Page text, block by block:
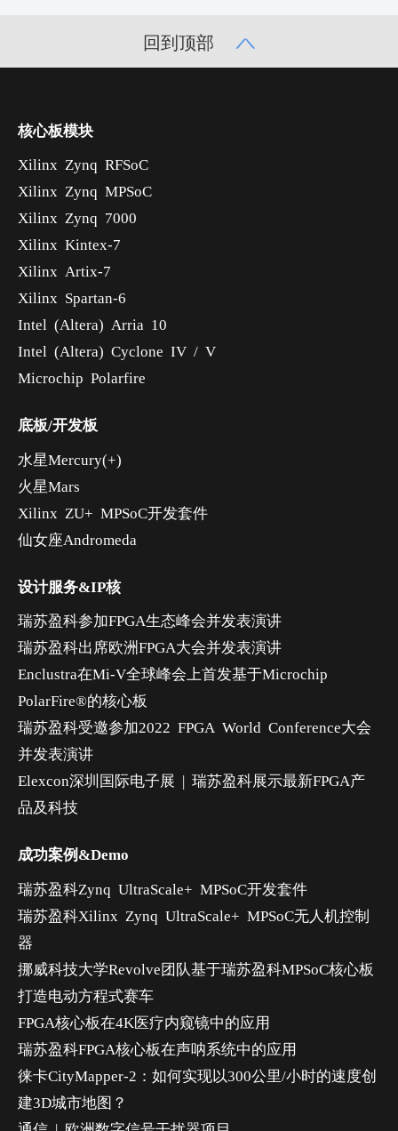
回到顶部
核心板模块
Xilinx Zynq RFSoC
Xilinx Zynq MPSoC
Xilinx Zynq 7000
Xilinx Kintex-7
Xilinx Artix-7
Xilinx Spartan-6
Intel (Altera) Arria 10
Intel (Altera) Cyclone IV / V
Microchip Polarfire
底板/开发板
水星Mercury(+)
火星Mars
Xilinx ZU+ MPSoC开发套件
仙女座Andromeda
设计服务&IP核
瑞苏盈科参加FPGA生态峰会并发表演讲
瑞苏盈科出席欧洲FPGA大会并发表演讲
Enclustra在Mi-V全球峰会上首发基于Microchip
PolarFire®的核心板
瑞苏盈科受邀参加2022 FPGA World Conference大会
并发表演讲
Elexcon深圳国际电子展 | 瑞苏盈科展示最新FPGA产
品及科技
成功案例&Demo
瑞苏盈科Zynq UltraScale+ MPSoC开发套件
瑞苏盈科Xilinx Zynq UltraScale+ MPSoC无人机控制
器
挪威科技大学Revolve团队基于瑞苏盈科MPSoC核心板
打造电动方程式赛车
FPGA核心板在4K医疗内窥镜中的应用
瑞苏盈科FPGA核心板在声呐系统中的应用
徕卡CityMapper-2：如何实现以300公里/小时的速度创
建3D城市地图？
通信 | 欧洲数字信号干扰器项目